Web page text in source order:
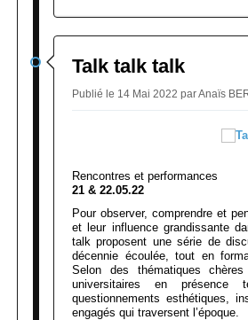
Talk talk talk
Publié le 14 Mai 2022 par Anaïs
Rencontres et performances
21 & 22.05.22
Pour observer, comprendre et
et leur influence grandissante
talk proposent une série de
décennie écoulée, tout en
Selon des thématiques
universitaires en présence
questionnements esthétiques,
engagés qui traversent l’époque.